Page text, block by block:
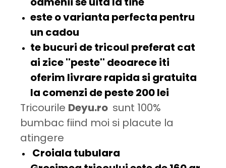
este o varianta perfecta pentru
un cadou
te bucuri de tricoul preferat cat
ai zice''peste'' deoarece iti
oferim livrare rapidasi gratuita
la comenzi de peste 200 lei
Tricourile Deyu.ro sunt 100%
bumbac fiind moi si placute la
atingere
Croiala tubulara